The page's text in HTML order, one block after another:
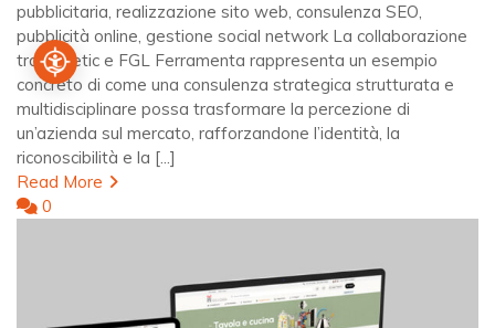
pubblicitaria, realizzazione sito web, consulenza SEO,
pubblicità online, gestione social network La collaborazione
tra Kynetic e FGL Ferramenta rappresenta un esempio
concreto di come una consulenza strategica strutturata e
multidisciplinare possa trasformare la percezione di
un’azienda sul mercato, rafforzandone l’identità, la
riconoscibilità e la [...]
Read More
0